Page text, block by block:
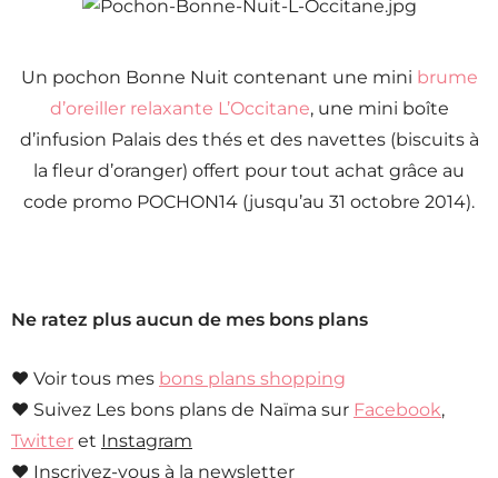
Un pochon Bonne Nuit contenant une mini brume
d’oreiller relaxante L’Occitane, une mini boîte
d’infusion Palais des thés et des navettes (biscuits à
la fleur d’oranger) offert pour tout achat grâce au
code promo POCHON14 (jusqu’au 31 octobre 2014).
Ne ratez plus aucun de mes bons plans
♥ Voir tous mes bons plans shopping
♥ Suivez Les bons plans de Naïma sur Facebook,
Twitter et Instagram
♥ Inscrivez-vous à la newsletter